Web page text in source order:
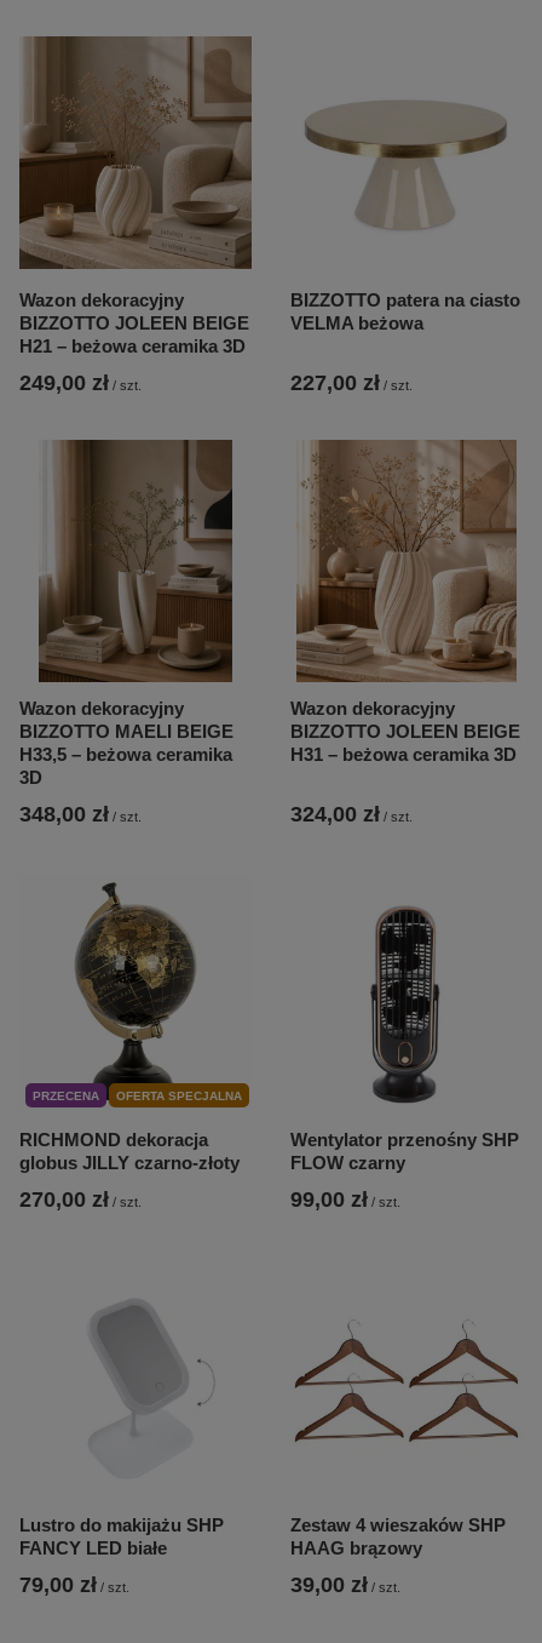
Wazon dekoracyjny
BIZZOTTO JOLEEN BEIGE
H21 – beżowa ceramika 3D
249,00 zł / szt.
BIZZOTTO patera na ciasto
VELMA beżowa
227,00 zł / szt.
Wazon dekoracyjny
BIZZOTTO MAELI BEIGE
H33,5 – beżowa ceramika
3D
348,00 zł / szt.
Wazon dekoracyjny
BIZZOTTO JOLEEN BEIGE
H31 – beżowa ceramika 3D
324,00 zł / szt.
PRZECENA OFERTA SPECJALNA
RICHMOND dekoracja
globus JILLY czarno-złoty
270,00 zł / szt.
Wentylator przenośny SHP
FLOW czarny
99,00 zł / szt.
Lustro do makijażu SHP
FANCY LED białe
79,00 zł / szt.
Zestaw 4 wieszaków SHP
HAAG brązowy
39,00 zł / szt.